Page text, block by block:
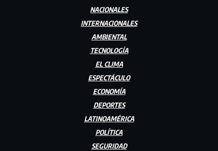
NACIONALES
INTERNACIONALES
AMBIENTAL
TECNOLOGÍA
EL CLIMA
ESPECTÁCULO
ECONOMÍA
DEPORTES
LATINOAMÉRICA
POLÍTICA
SEGURIDAD